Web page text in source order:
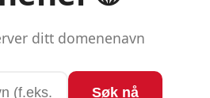
SALGSKANAL SOM DU SELV